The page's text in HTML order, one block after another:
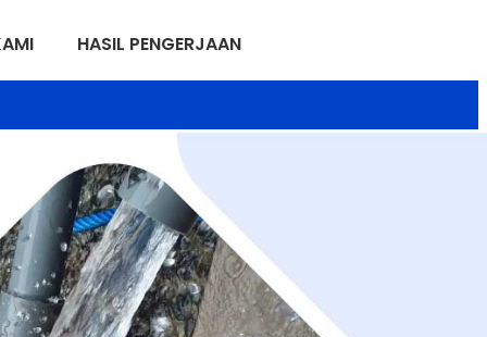
HASIL PENGERJAAN